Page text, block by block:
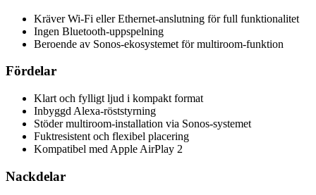
Kräver Wi-Fi eller Ethernet-anslutning för full funktionalitet
Ingen Bluetooth-uppspelning
Beroende av Sonos-ekosystemet för multiroom-funktion
Fördelar
Klart och fylligt ljud i kompakt format
Inbyggd Alexa-röststyrning
Stöder multiroom-installation via Sonos-systemet
Fuktresistent och flexibel placering
Kompatibel med Apple AirPlay 2
Nackdelar